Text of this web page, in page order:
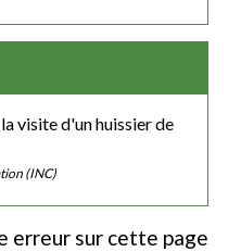
visite d'un huissier de
(INC)
erreur sur cette page